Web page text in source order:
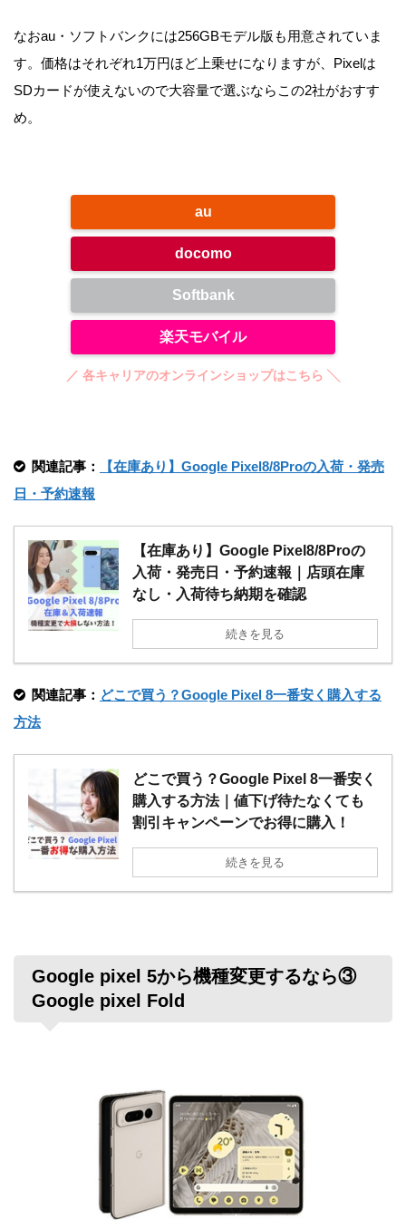
なおau・ソフトバンクには256GBモデル版も用意されていま
す。価格はそれぞれ1万円ほど上乗せになりますが、Pixelは
SDカードが使えないので大容量で選ぶならこの2社がおすす
め。
au
docomo
Softbank
楽天モバイル
／ 各キャリアのオンラインショップはこちら ╲
関連記事：
【在庫あり】Google Pixel8/8Proの入荷・発売
日・予約速報
【在庫あり】Google Pixel8/8Proの
入荷・発売日・予約速報｜店頭在庫
なし・入荷待ち納期を確認
続きを見る
関連記事： どこで買う？Google Pixel 8一番安く購入する
方法
どこで買う？Google Pixel 8一番安く
購入する方法｜値下げ待たなくても
割引キャンペーンでお得に購入！
続きを見る
Google pixel 5から機種変更するなら③
Google pixel Fold